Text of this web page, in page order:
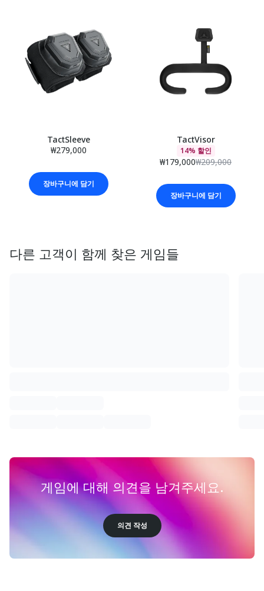
TactSleeve
₩279,000
장바구니에 담기
TactVisor
14% 할인
₩179,000₩209,000
장바구니에 담기
다른 고객이 함께 찾은 게임들
게임에 대해 의견을 남겨주세요.
의견 작성